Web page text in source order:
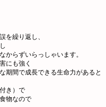
を繰り返し、
からずいらっしゃいます。
にも強く
期間で成長できる生命力があると
き）で
物なので